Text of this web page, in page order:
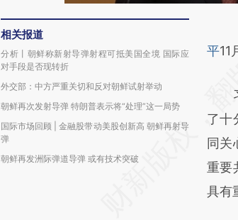
相关报道
分析丨朝鲜称新射导弹射程可抵美国全境 国际应
对手段是否现转折
外交部：中方严重关切和反对朝鲜试射举动
朝鲜再次发射导弹 特朗普表示将“处理”这一局势
国际市场回顾 | 金融股带动美股创新高 朝鲜再射导
弹
朝鲜再发洲际弹道导弹 或有技术突破
请
成
新观
对和
平11
习
了十
同关
重要
具有